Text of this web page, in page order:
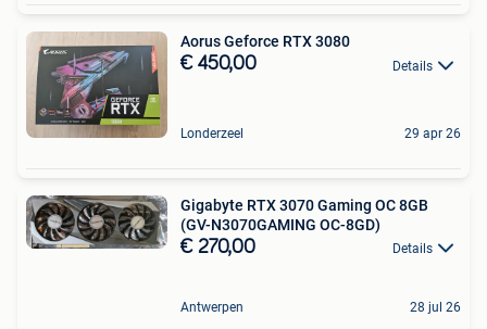
Aorus Geforce RTX 3080
€ 450,00 Details
Londerzeel 29 apr 26
Gigabyte RTX 3070 Gaming OC 8GB
(GV-N3070GAMING OC-8GD)
€ 270,00 Details
Antwerpen 28 jul 26